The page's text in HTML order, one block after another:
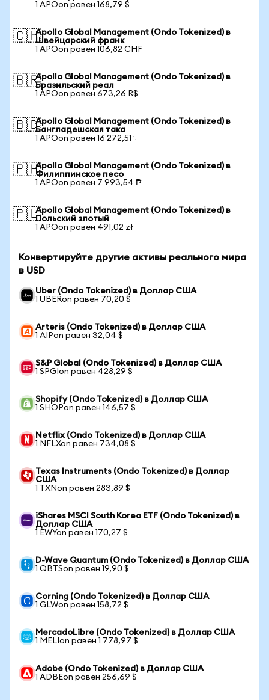
1 APOon равен 168,79 $
🇨🇭Apollo Global Management (Ondo Tokenized) в
Швейцарский франк
1 APOon равен 106,82 CHF
🇧🇷Apollo Global Management (Ondo Tokenized) в
Бразильский реал
1 APOon равен 673,26 R$
🇧🇩Apollo Global Management (Ondo Tokenized) в
Бангладешская така
1 APOon равен 16 272,51 ৳
🇵🇭Apollo Global Management (Ondo Tokenized) в
Филиппинское песо
1 APOon равен 7 993,54 ₱
🇵🇱Apollo Global Management (Ondo Tokenized) в
Польский злотый
1 APOon равен 491,02 zł
Конвертируйте другие активы реального мира
в USD
Uber (Ondo Tokenized) в Доллар США
1 UBERon равен 70,20 $
Arteris (Ondo Tokenized) в Доллар США
1 AIPon равен 32,04 $
S&P Global (Ondo Tokenized) в Доллар США
1 SPGIon равен 428,29 $
Shopify (Ondo Tokenized) в Доллар США
1 SHOPon равен 146,57 $
Netflix (Ondo Tokenized) в Доллар США
1 NFLXon равен 734,08 $
Texas Instruments (Ondo Tokenized) в Доллар
США
1 TXNon равен 283,89 $
iShares MSCI South Korea ETF (Ondo Tokenized) в
Доллар США
1 EWYon равен 170,27 $
D-Wave Quantum (Ondo Tokenized) в Доллар США
1 QBTSon равен 19,90 $
Corning (Ondo Tokenized) в Доллар США
1 GLWon равен 158,72 $
MercadoLibre (Ondo Tokenized) в Доллар США
1 MELIon равен 1 778,97 $
Adobe (Ondo Tokenized) в Доллар США
1 ADBEon равен 256,69 $